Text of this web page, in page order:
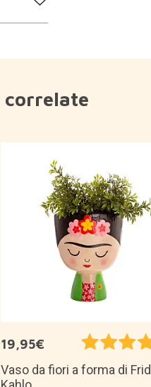
correlate
19,95€
Vaso da fiori a forma di